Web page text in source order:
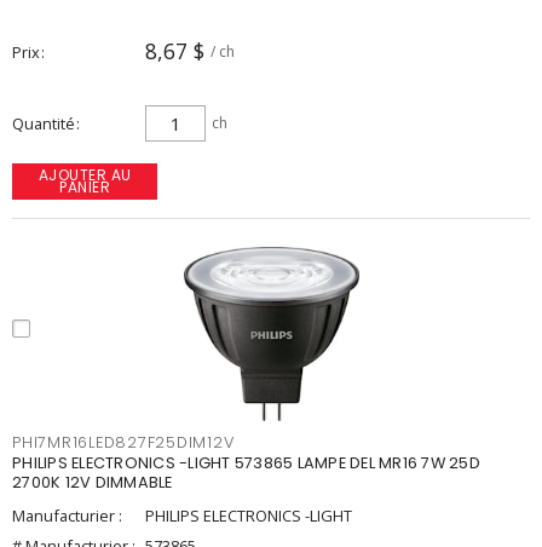
Prix 8,67 $ / ch
Quantité ch
AJOUTER AU
PANIER
PHI7MR16LED827F25DIM12V
PHILIPS ELECTRONICS -LIGHT 573865 LAMPE DEL MR16 7W 25D
2700K 12V DIMMABLE
Manufacturier :
PHILIPS ELECTRONICS -LIGHT